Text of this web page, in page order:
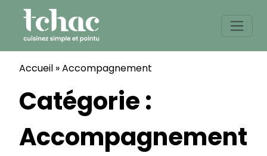
content
Accueil »Accompagnement
Catégorie :
Accompagnement